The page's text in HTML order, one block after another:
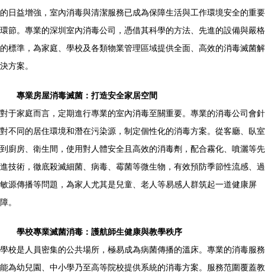
的日益增強，室內消毒與清潔服務已成為保障生活與工作環境安全的重要
環節。專業的深圳室內消毒公司，憑借其科學的方法、先進的設備與嚴格
的標準，為家庭、學校及各類物業管理區域提供全面、高效的消毒滅菌解
決方案。
專業房屋消毒滅菌：打造安全家居空間
對于家庭而言，定期進行專業的室內消毒至關重要。專業的消毒公司會針
對不同的居住環境和潛在污染源，制定個性化的消毒方案。從客廳、臥室
到廚房、衛生間，使用對人體安全且高效的消毒劑，配合霧化、噴灑等先
進技術，徹底殺滅細菌、病毒、霉菌等微生物，有效預防季節性流感、過
敏源傳播等問題，為家人尤其是兒童、老人等易感人群筑起一道健康屏
障。
學校專業滅菌消毒：護航師生健康與教學秩序
學校是人員密集的公共場所，極易成為病菌傳播的溫床。專業的消毒服務
能為幼兒園、中小學乃至高等院校提供系統的消毒方案。服務范圍覆蓋教